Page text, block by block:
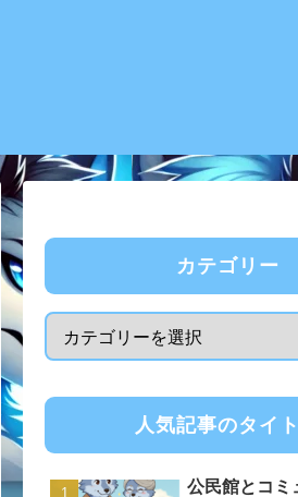
カテゴリー
人気記事のタイ
公民館とコミ